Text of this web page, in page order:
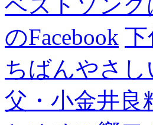
のFacebook 下
ちばんやさし
父・小金井良